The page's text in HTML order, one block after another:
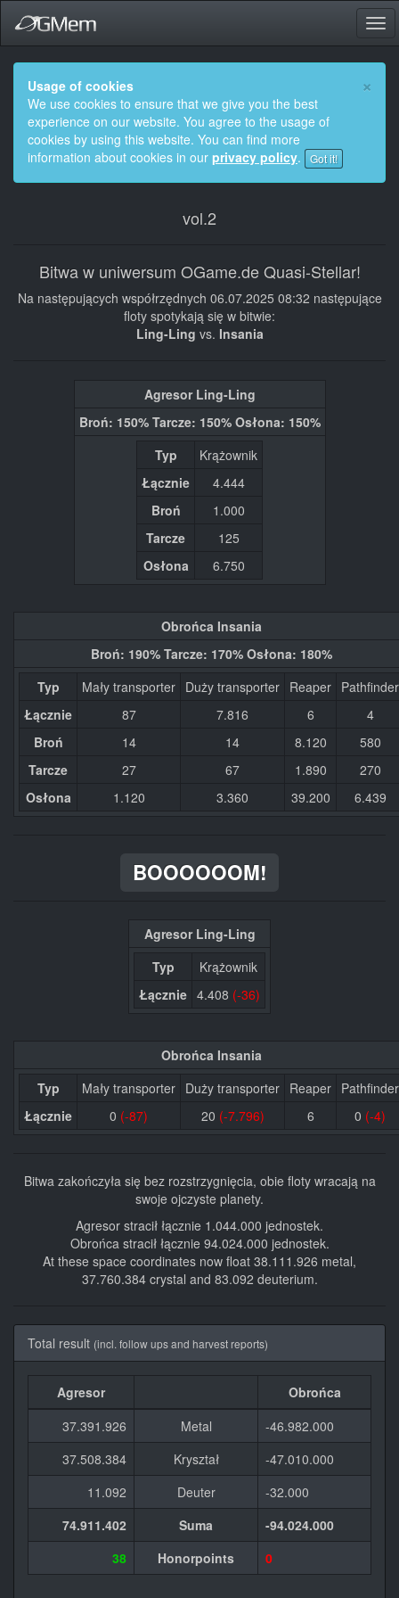
×
Usage of cookies
We use cookies to ensure that we give you the best
experience on our website. You agree to the usage of
cookies by using this website. You can find more
information about cookies in our privacy policy. Got it!
vol.2
Bitwa w uniwersum OGame.de Quasi-Stellar!
Na następujących współrzędnych 06.07.2025 08:32 następujące
floty spotykają się w bitwie:
Ling-Ling vs. Insania
Agresor Ling-Ling
Broń: 150% Tarcze: 150% Osłona: 150%
Typ
Krążownik
Łącznie
4.444
Broń
1.000
Tarcze
125
Osłona
6.750
Obrońca Insania
Broń: 190% Tarcze: 170% Osłona: 180%
Typ
Mały transporter Duży transporter Reaper Pathfinder
Łącznie
87 7.816 6
4
Broń
14 14 8.120
580
Tarcze
27 67 1.890
270
Osłona
1.120 3.360 39.200 6.439
BOOOOOOM!
Agresor Ling-Ling
Typ
Krążownik
Łącznie 4.408 (-36)
Obrońca Insania
Typ
Mały transporter Duży transporter Reaper Pathfinder
Łącznie
0 (-87) 20 (-7.796) 6 0 (-4)
Bitwa zakończyła się bez rozstrzygnięcia, obie floty wracają na
swoje ojczyste planety.
Agresor stracił łącznie 1.044.000 jednostek.
Obrońca stracił łącznie 94.024.000 jednostek.
At these space coordinates now float 38.111.926 metal,
37.760.384 crystal and 83.092 deuterium.
Total result (incl. follow ups and harvest reports)
Agresor
Obrońca
37.391.926
Metal
-46.982.000
37.508.384
Kryształ
-47.010.000
11.092
Deuter
-32.000
74.911.402
Suma
-94.024.000
38
Honorpoints 0